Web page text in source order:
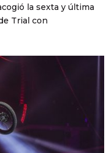
la sexta y última
Trial con